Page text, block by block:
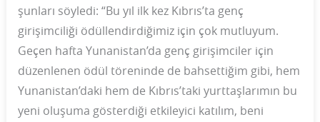
şunları söyledi: “Bu yıl ilk kez Kıbrıs’ta genç
girişimciliği ödüllendirdiğimiz için çok mutluyum.
Geçen hafta Yunanistan’da genç girişimciler için
düzenlenen ödül töreninde de bahsettiğim gibi, hem
Yunanistan’daki hem de Kıbrıs’taki yurttaşlarımın bu
yeni oluşuma gösterdiği etkileyici katılım, beni